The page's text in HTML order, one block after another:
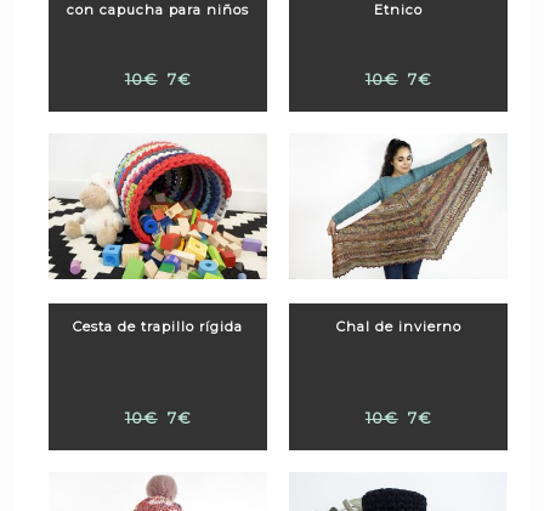
con capucha para niños
10€ 7€
Etnico
10€ 7€
Cesta de trapillo rígida
10€ 7€
Chal de invierno
10€ 7€